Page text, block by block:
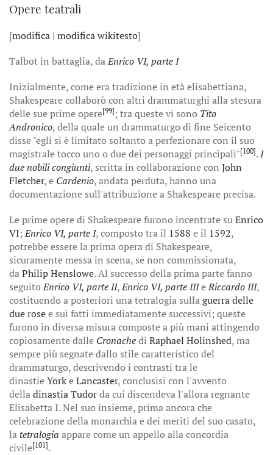
Opere teatrali
[modifica | modifica wikitesto]
Talbot in battaglia, daEnrico VI, parte I
Inizialmente, come era tradizione in età elisabettiana,
Shakespeare collaborò con altri drammaturghi alla stesura
delle sue prime opere[99] ; tra queste vi sono Tito
Andronico, della quale un drammaturgo di fine Seicento
disse "egli si è limitato soltanto a perfezionare con il suo
magistrale tocco uno o due dei personaggi principali"[100].I
due nobili congiunti, scritta in collaborazione con John
Fletcher, e Cardenio, andata perduta, hanno una
documentazione sull'attribuzione a Shakespeare precisa.
Le prime opere di Shakespeare furono incentrate suEnrico
VI;Enrico VI, parte I, composto tra il 1588 e il 1592,
potrebbe essere la prima opera di Shakespeare,
sicuramente messa in scena, se non commissionata,
daPhilip Henslowe. Al successo della prima parte fanno
seguitoEnrico VI, parte II,Enrico VI, parte IIIeRiccardo III,
costituendo a posteriori una tetralogia sullaguerra delle
due rosee sui fatti immediatamente successivi; queste
furono in diversa misura composte a più mani attingendo
copiosamente dalle Cronachedi Raphael Holinshed, ma
sempre più segnate dallo stile caratteristico del
drammaturgo, descrivendo i contrasti tra le
dinastieYorkeLancaster, conclusisi con l'avvento
delladinastia Tudorda cui discendeva l'allora regnante
Elisabetta I. Nel suo insieme, prima ancora che
celebrazione della monarchia e dei meriti del suo casato,
la tetralogia appare come un appello alla concordia
civile[101].